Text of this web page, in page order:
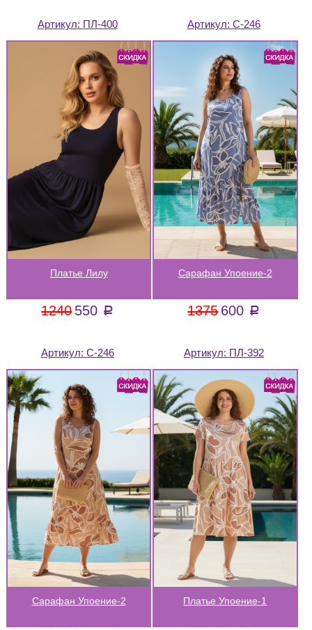
Артикул: ПЛ-400
Платье Лилу
1240 550 a
Артикул: С-246
Сарафан Упоение-2
1375 600 a
Артикул: С-246
Сарафан Упоение-2
Артикул: ПЛ-392
Платье Упоение-1